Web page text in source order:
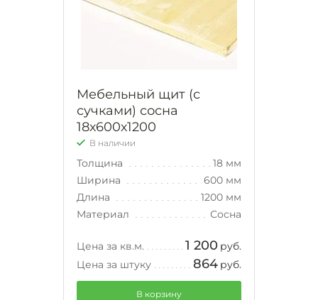
Мебельный щит (с
сучками) сосна
18х600х1200
В наличии
Толщина
18 мм
Ширина
600 мм
Длина
1200 мм
Материал
Сосна
Цена за кв.м. 1 200 руб.
Цена за штуку
864 руб.
В корзину